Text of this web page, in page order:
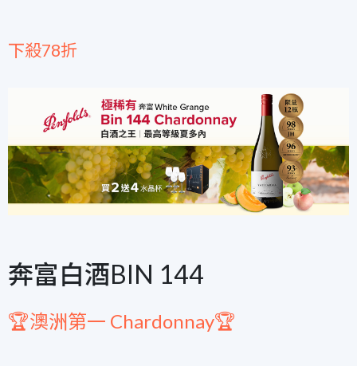
下殺78折
奔富白酒BIN 144
🏆澳洲第一 Chardonnay🏆